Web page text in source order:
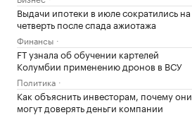
Выдачи ипотеки в июле сократились на
четверть после спада ажиотажа
Финансы
FT узнала об обучении картелей
Колумбии применению дронов в ВСУ
Политика
Как объяснить инвесторам, почему они
могут доверять деньги компании